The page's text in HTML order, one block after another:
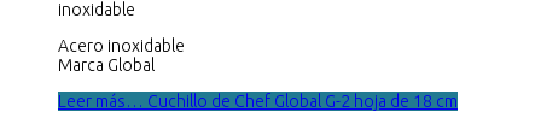
inoxidable
Acero inoxidable
Marca Global
Leer más… Cuchillo de Chef Global G-2 hoja de 18 cm